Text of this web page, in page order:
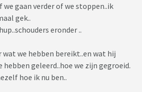
gaan verder of we stoppen..ik
gek..
eronder ..
wat we hebben bereikt..en wat hij
geleerd..hoe we zijn gegroeid.
hoe ik nu ben..